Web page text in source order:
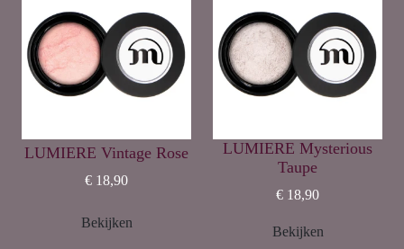
LUMIERE Vintage Rose
€ 18,90
Bekijken
LUMIERE Mysterious
Taupe
€ 18,90
Bekijken